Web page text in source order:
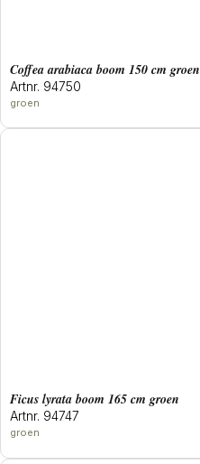
coffea arabiaca boom 150 cm groen
Artnr. 94750
groen
ficus lyrata boom 165 cm groen
Artnr. 94747
groen